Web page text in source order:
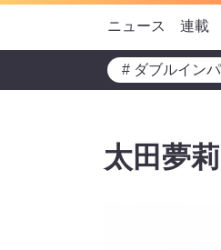
ニュース 連載
# ダブルイン
太田夢